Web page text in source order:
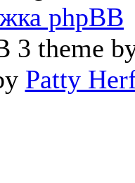
phpBB
3 theme
Patty